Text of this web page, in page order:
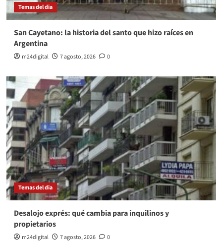
Temas del dia
San Cayetano: la historia del santo que hizo raíces en
Argentina
m24digital 7 agosto, 2026 0
Temas del dia
Desalojo exprés: qué cambia para inquilinos y
propietarios
m24digital 7 agosto, 2026 0